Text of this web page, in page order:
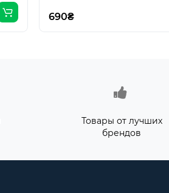
690₴
Товары от лучших
брендов